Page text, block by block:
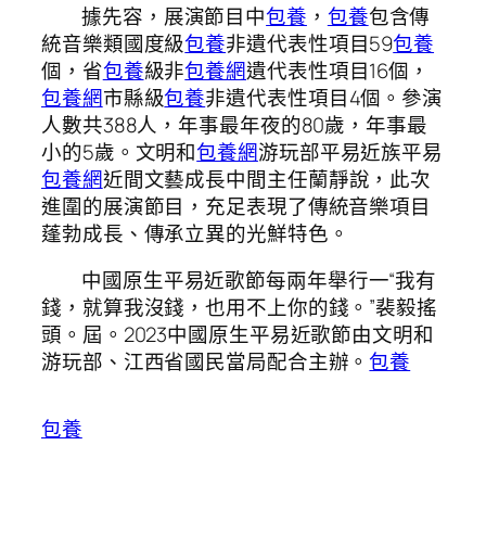
據先容，展演節目中包養 ， 包養包含傳
統音樂類國度級包養非遺代表性項目59包養
個，省包養級非包養網遺代表性項目16個，
包養網市縣級包養非遺代表性項目4個。參演
人數共388人，年事最年夜的80歲，年事最
小的5歲。文明和包養網游玩部平易近族平易
包養網近間文藝成長中間主任蘭靜說，此次
進圍的展演節目，充足表現了傳統音樂項目
蓬勃成長、傳承立異的光鮮特色。
中國原生平易近歌節每兩年舉行一“我有
錢，就算我沒錢，也用不上你的錢。”裴毅搖
頭。屆。2023中國原生平易近歌節由文明和
游玩部、江西省國民當局配合主辦。包養
包養